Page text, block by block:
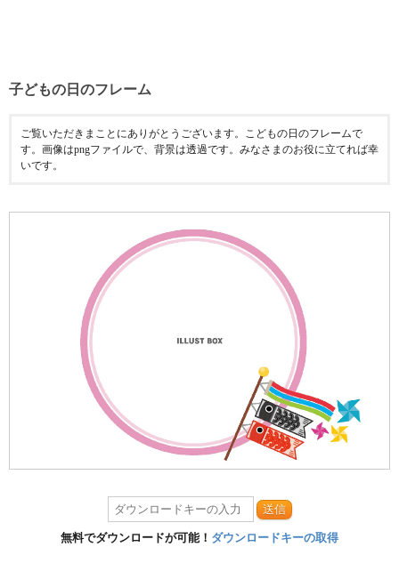
子どもの日のフレーム
ご覧いただきまことにありがとうございます。こどもの日のフレームで
す。画像はpngファイルで、背景は透過です。みなさまのお役に立てれば幸
いです。
送信
無料でダウンロードが可能！ ダウンロードキーの取得